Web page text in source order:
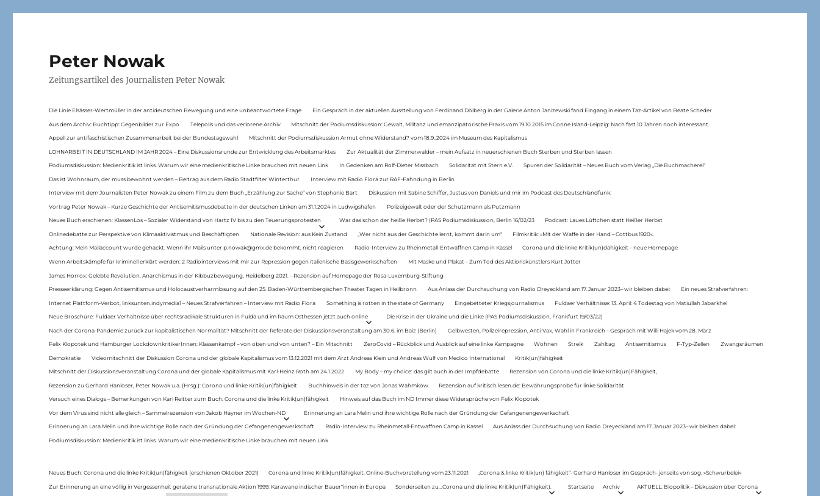
Peter Nowak
Zeitungsartikel des Journalisten Peter Nowak
Die Linie Elsässer-Wertmüller in der antideutschen Bewegung und eine unbeantwortete Frage Ein Gespräch in der aktuellen Ausstellung von Ferdinand Dölberg in der Galerie Anton Janizewski fand Eingang in einem Taz-Artikel von Beate Scheder
Aus dem Archiv: Buchtipp: Gegenbilder zur Expo Telepolis und das verlorene Archiv Mitschnitt der Podiumsdiskussion: Gewalt, Militanz und emanzipatorische Praxis vom 19.10.2015 im Conne Island-Leipzig: Nach fast 10 Jahren noch interessant.
Appell zur antifaschistischen Zusammenarbeit bei der Bundestagswahl Mitschnitt der Podiumsdiskussion Armut ohne Widerstand? vom 18.9..2024 im Museum des Kapitalismus
LOHNARBEIT IN DEUTSCHLAND IM JAHR 2024 – Eine Diskussionsrunde zur Entwicklung des Arbeitsmarktes Zur Aktualität der Zimmerwalder – mein Aufsatz in neuerschienen Buch Sterben und Sterben lassen
Podiumsdiskussion: Medienkritik ist links. Warum wir eine medienkritische Linke brauchen mit neuen Link In Gedenken am Rolf-Dieter Missbach Solidarität mit Stern e.V. Spuren der Solidarität – Neues Buch vom Verlag „Die Buchmacherei“
Das ist Wohnraum, der muss bewohnt werden – Beitrag aus dem Radio Stadtfilter Winterthur Interview mit Radio Flora zur RAF-Fahndung in Berlin
Interview mit dem Journalisten Peter Nowak zu einem Film zu dem Buch „Erzählung zur Sache“ von Stephanie Bart Diskussion mit Sabine Schiffer, Justus von Daniels und mir im Podcast des Deutschlandfunk:
Vortrag Peter Nowak – Kurze Geschichte der Antisemitismusdebatte in der deutschen Linken am 31.1.2024 in Ludwigshafen Polizeigewalt oder der Schutzmann als Putzmann
Neues Buch erschienen: KlassenLos – Sozialer Widerstand von Hartz IV bis zu den Teuerungsprotesten War das schon der heiße Herbst? (PAS Podiumsdiskussion, Berlin 16/02/23 Podcast: Laues Lüftchen statt Heißer Herbst
Onlinedebatte zur Perspektive von Klimaaktivistmus und Beschäftigten Nationale Revision: aus Kein Zustand „Wer nicht aus der Geschichte lernt, kommt darin um“ Filmkritik: »Mit der Waffe in der Hand – Cottbus 1920«.
Achtung: Mein Mailaccount wurde gehackt. Wenn ihr Mails unter p.nowak@gmx.de bekommt, nicht reagieren Radio-Interview zu Rheinmetall-Entwaffnen Camp in Kassel Corona und die linke Kritik(un)dähigkeit – neue Homepage
Wenn Arbeitskämpfe für kriminell erklärt werden: 2 Radiointerviews mit mir zur Repression gegen italienische Basisgewerkschaften Mit Maske und Plakat – Zum Tod des Aktionskünstlers Kurt Jotter
James Horrox: Gelebte Revolution. Anarchismus in der Kibbuzbewegung, Heidelberg 2021. – Rezension auf Homepage der Rosa-Luxemburg-Stiftung
Presseerklärung: Gegen Antisemitismus und Holocaustverharmlosung auf den 25. Baden-Württembergischen Theater Tagen in Heilbronn Aus Anlass der Durchsuchung von Radio Dreyeckland am 17.Januar 2023– wir bleiben dabei: Ein neues Strafverfahren:
Internet Plattform-Verbot, linksunten.indymedia1 – Neues Strafverfahren – Interview mit Radio Flora Something is rotten in the state of Germany Eingebetteter Kriegsjournalismus Fuldaer Verhältnisse: 13. April: 4 Todestag von Matiul­lah Jabarkhel
Neue Broschüre: Fuldaer Verhältnisse über rechtsradikale Strukturen in Fulda und im Raum Osthessen jetzt auch online Die Krise in der Ukraine und die Linke (PAS Podiumsdiskussion, Frankfurt 19/03/22)
Nach der Corona-Pandemie zurück zur kapitalistischen Normalität? Mitschnitt der Referate der Diskussionsveranstaltung am 30.6. im Baiz (Berlin) Gelbwesten, Polizeirepression, Anti-Vax, Wahl in Frankreich – Gespräch mit Willi Hajek vom 28. März
Felix Klopotek und Hamburger LockdownkritikerInnen: Klassenkampf – von oben und von unten? – Ein Mitschnitt ZeroCovid – Rückblick und Ausblick auf eine linke Kampagne Wohnen Streik Zahltag Antisemitismus F-Typ-Zellen Zwangsräumen
Demokratie Videomitschnitt der Diskussion Corona und der globale Kapitalismus vom 13.12.2021 mit dem Arzt Andreas Klein und Andreas Wulf von Medico International Kritik(un)fähigkeit
Mitschnitt der Diskussionsveranstaltung Corona und der globale Kapitalismus mit Karl-Heinz Roth am 24.1.2022 My Body – my choice: das gilt auch in der Impfdebatte Rezension von Corona und die linke Kritik(un)Fähigkeit,
Rezension zu Gerhard Hanloser, Peter Nowak u.a. (Hrsg.): Corona und linke Kritik(un)fähigkeit Buchhinweis in der taz von Jonas Wahmkow Rezension auf kritisch lesen.de: Bewährungsprobe für linke Solidarität
Versuch eines Dialogs – Bemerkungen von Karl Reitter zum Buch: Corona und die linke Kritik(un)fähigkeit Hinweis auf das Buch im ND Immer diese Widersprüche von Felix Klopotek
Vor dem Virus sind nicht alle gleich – Sammelrezension von Jakob Hayner im Wochen-ND Erinnerung an Lara Melin und ihre wichtige Rolle nach der Gründung der Gefangenengewerkschaft
Erinnerung an Lara Melin und ihre wichtige Rolle nach der Gründung der Gefangenengewerkschaft Radio-Interview zu Rheinmetall-Entwaffnen Camp in Kassel Aus Anlass der Durchsuchung von Radio Dreyeckland am 17.Januar 2023– wir bleiben dabei:
Podiumsdiskussion: Medienkritik ist links. Warum wir eine medienkritische Linke brauchen mit neuen Link
Neues Buch: Corona und die linke Kritik(un)fähigkeit (erschienen Oktober 2021) Corona und linke Kritik(un)fähigkeit. Online-Buchvorstellung vom 23.11.2021 „Corona & linke Kritik(un) fähigkeit“- Gerhard Hanloser im Gespräch- jenseits von sog. »Schwurbelei«
Zur Erinnerung an eine völlig in Vergessenheit geratene transnationale Aktion 1999: Karawane indischer Bauer*innen in Europa Sonderseiten zu…Corona und die linke Kritik(un)Fähigkeit). Startseite Archiv AKTUELL: Biopolitik – Diskussion über Corona